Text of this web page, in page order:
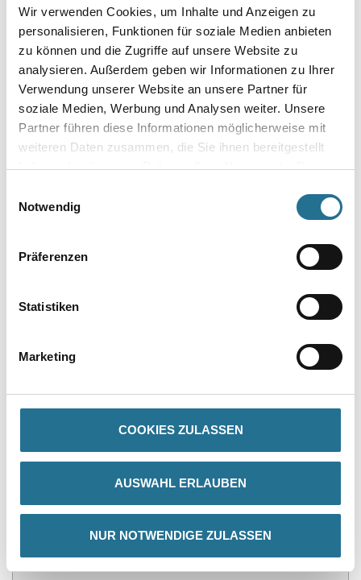
Wir verwenden Cookies, um Inhalte und Anzeigen zu
personalisieren, Funktionen für soziale Medien anbieten
zu können und die Zugriffe auf unsere Website zu
analysieren. Außerdem geben wir Informationen zu Ihrer
Verwendung unserer Website an unsere Partner für
soziale Medien, Werbung und Analysen weiter. Unsere
Partner führen diese Informationen möglicherweise mit
weiteren Daten zusammen, die Sie ihnen bereitgestellt
haben oder die sie im Rahmen Ihrer Nutzung der Dienste
Notwendig
Präferenzen
Statistiken
Marketing
COOKIES ZULASSEN
AUSWAHL ERLAUBEN
NUR NOTWENDIGE ZULASSEN
Breite in centimeter
Gebinde
Produkteigenschaft
- Produktart: Vlies-Tapete
- Musteransatz: ansatzfrei
- Muster: bemustert